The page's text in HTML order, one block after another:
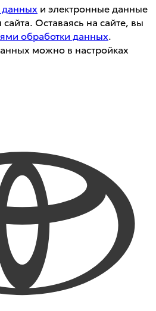
и электронные данные
Оставаясь на сайте, вы
обработки данных
можно в настройках